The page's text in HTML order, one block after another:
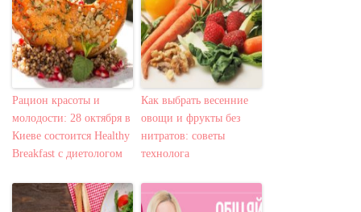
Рацион красоты и
молодости: 28 октября в
Киеве состоится Healthy
Breakfast с диетологом
Как выбрать весенние
овощи и фрукты без
нитратов: советы
технолога